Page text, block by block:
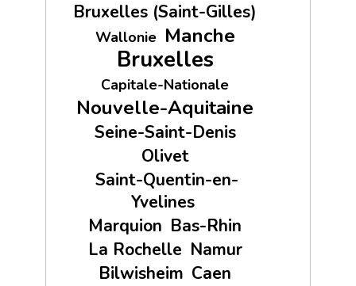
Bruxelles (Saint-Gilles)
Wallonie Manche
Bruxelles
Capitale-Nationale
Nouvelle-Aquitaine
Seine-Saint-Denis
Olivet
Saint-Quentin-en-
Yvelines
Marquion Bas-Rhin
La Rochelle Namur
Bilwisheim Caen